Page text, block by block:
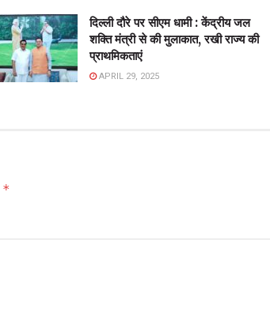
दिल्ली दौरे पर सीएम धामी : केंद्रीय जल
शक्ति मंत्री से की मुलाकात, रखी राज्य की
प्राथमिकताएं
APRIL 29, 2025
*